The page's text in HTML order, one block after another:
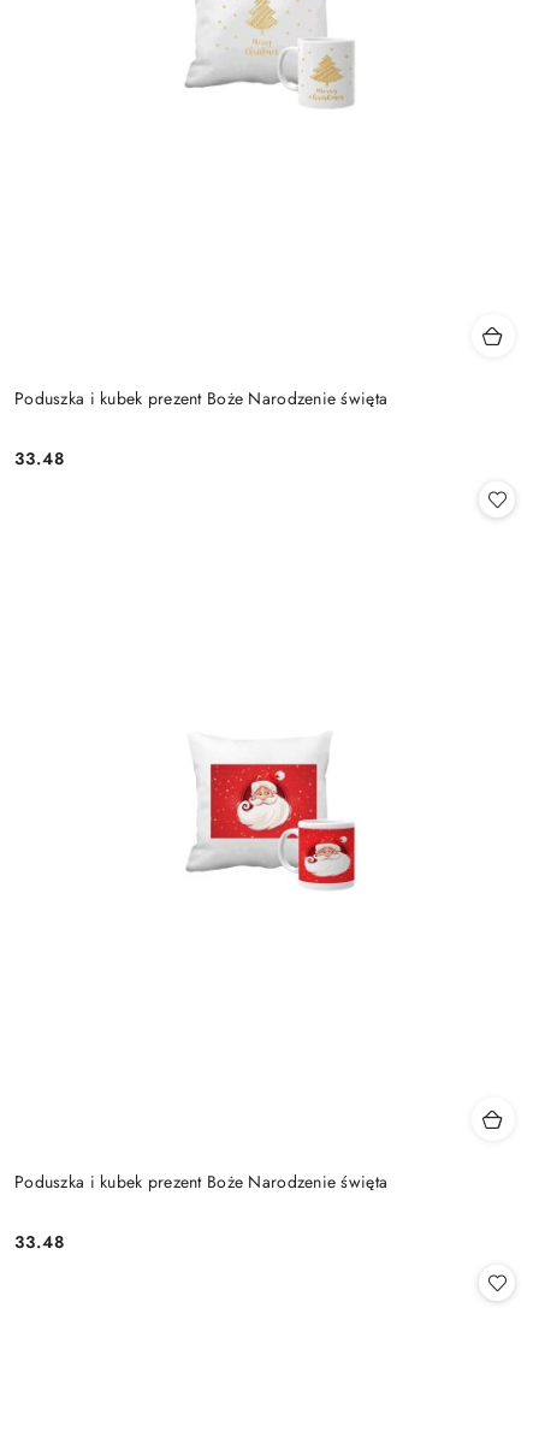
Poduszka i kubek prezent Boże Narodzenie święta
Cena:
33.48
Poduszka i kubek prezent Boże Narodzenie święta
Cena:
33.48